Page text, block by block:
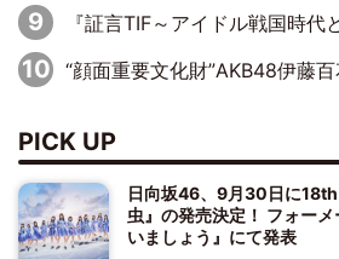
『証言TIF～アイドル戦国時代とはなんだったのか～』第2回【完全版】：元ぱすぽ☆・根岸愛×奥仲麻琴「……じつは、
“顔面重要文化財”AKB48伊藤百花『SAMANTHAVEGA』2026
PICK UP
日向坂46、9月30日に
虫』の発売決定！ フォー
いましょう』にて発表